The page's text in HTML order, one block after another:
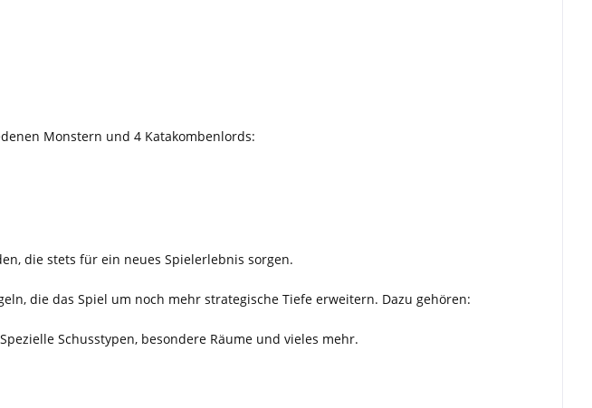
Monstern und 4 Katakombenlords:
die stets für ein neues Spielerlebnis sorgen.
die das Spiel um noch mehr strategische Tiefe erweitern. Dazu gehören:
Schusstypen, besondere Räume und vieles mehr.